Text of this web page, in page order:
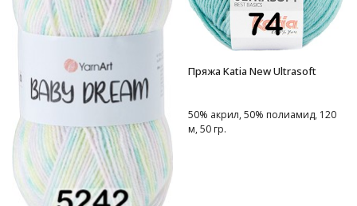
Пряжа Katia New Ultrasoft
50% акрил, 50% полиамид, 120
м, 50 гр.